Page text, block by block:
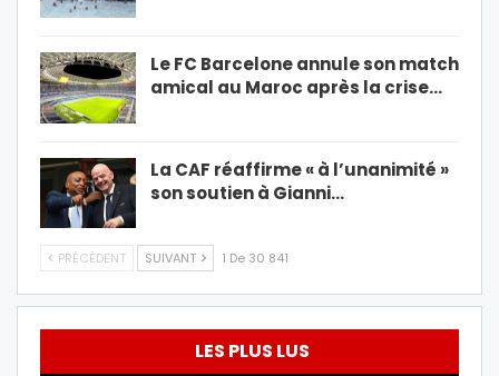
Le FC Barcelone annule son match
amical au Maroc après la crise…
La CAF réaffirme « à l’unanimité »
son soutien à Gianni…
PRÉCÉDENT SUIVANT 1 De 30 841
LES PLUS LUS